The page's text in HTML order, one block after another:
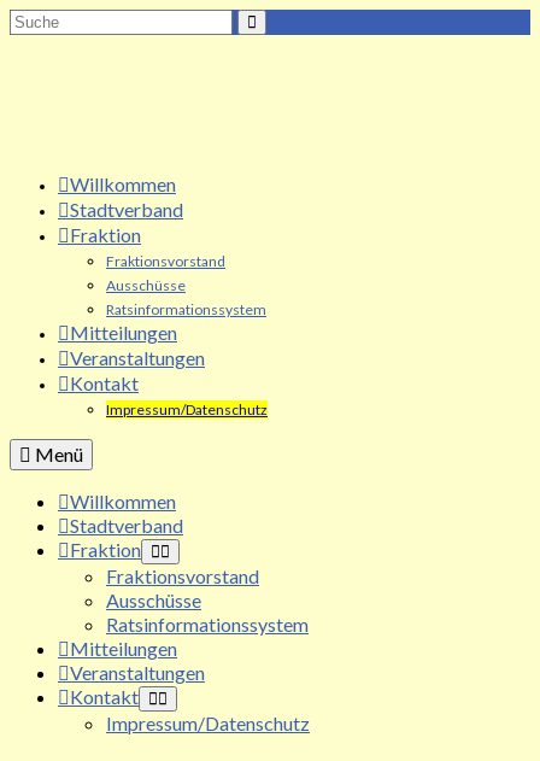
Suche
Willkommen
Stadtverband
Fraktion
Fraktionsvorstand
Ausschüsse
Ratsinformationssystem
Mitteilungen
Veranstaltungen
Kontakt
Impressum/Datenschutz
Menü
Willkommen
Stadtverband
Fraktion
Fraktionsvorstand
Ausschüsse
Ratsinformationssystem
Mitteilungen
Veranstaltungen
Kontakt
Impressum/Datenschutz